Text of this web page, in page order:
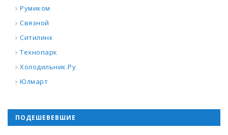
Румиком
Связной
Ситилинк
Технопарк
Холодильник.Ру
Юлмарт
ПОДЕШЕВЕВШИЕ